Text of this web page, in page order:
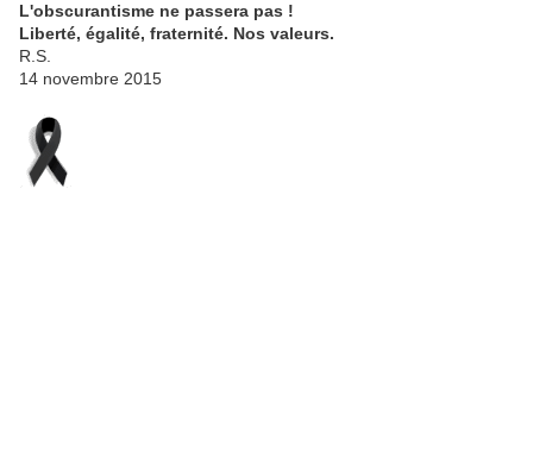
L'obscurantisme ne passera pas !
Liberté, égalité, fraternité. Nos valeurs.
R.S.
14 novembre 2015